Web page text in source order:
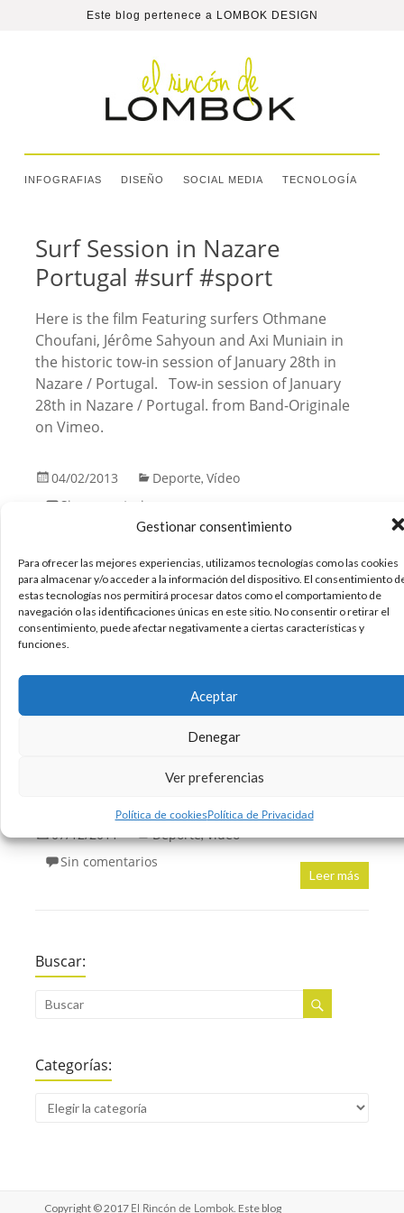
Gestionar consentimiento
Para ofrecer las mejores experiencias, utilizamos tecnologías como las cookies
para almacenar y/o acceder a la información del dispositivo. El consentimiento
estas tecnologías nos permitirá procesar datos como el comportamiento de
navegación o las identificaciones únicas en este sitio. No consentir o retirar el
consentimiento, puede afectar negativamente a ciertas características y
funciones.
Aceptar
Denegar
Ver preferencias
Política de cookiesPolítica de Privacidad
Este blog pertenece a LOMBOK DESIGN
INFOGRAFIAS DISEÑO SOCIAL MEDIA TECNOLOGÍA
Surf Session in Nazare
Portugal #surf #sport
Here is the film Featuring surfers Othmane
Choufani, Jérôme Sahyoun and Axi Muniain in
the historic tow-in session of January 28th in
Nazare / Portugal. Tow-in session of January
28th in Nazare / Portugal. from Band-Originale
on Vimeo.
04/02/2013 Deporte, Vídeo
Sin comentarios
Sesión de Surf espectacular
#surf #video
Sesión espectacular de Surf con olas gigantes.
shipsterns from Dave otto on Vimeo. Filmed
with: Canon SX40 Filmed and Edit by Dave Otto
Surfers: 0:31 – Caleb Mclean 0:45 – Danny Griffith
1:21 – Danny Griffiths
07/12/2011 Deporte,Vídeo
Sin comentarios
Leer más
Buscar:
Categorías:
Copyright © 2017 El Rincón de Lombok . Este blog